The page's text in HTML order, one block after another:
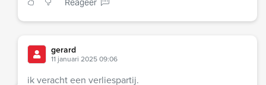
Reageer
gerard
11 januari 2025 09:06
ik veracht een verliespartij.